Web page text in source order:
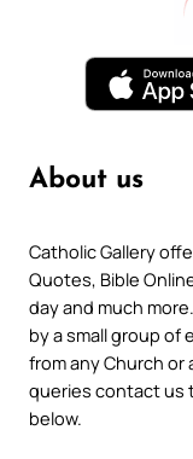
About us
Catholic Gallery
Quotes, Bible
day and much
by a small group
from any Church or
queries contact us
below.